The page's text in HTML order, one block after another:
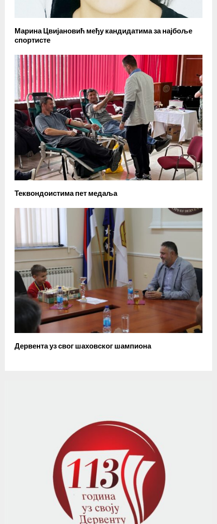
Марина Цвијановић међу кандидатима за најбоље
спортисте
Теквондоистима пет медаља
Дервента уз свог шаховског шампиона